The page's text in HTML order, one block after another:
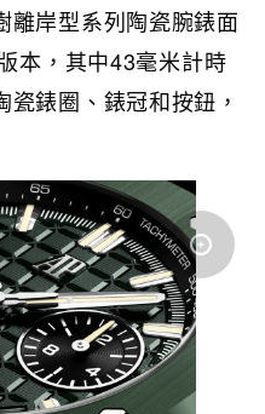
離岸型系列陶瓷腕錶面
本，其中43毫米計時
錶圈、錶冠和按鈕，